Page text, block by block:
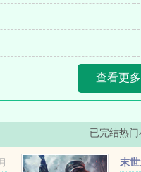
查看更
已完结热
末